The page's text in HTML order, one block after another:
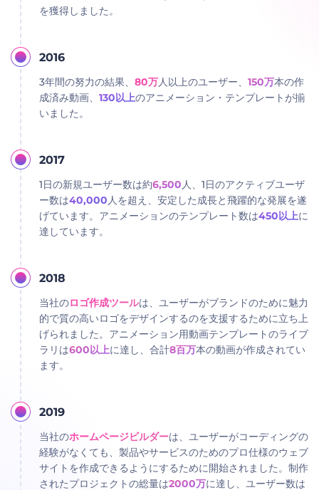
を獲得しました。
2016
3年間の努力の結果、 80万人以上のユーザー、 150万本の作
成済み動画、 130以上のアニメーション・テンプレートが揃
いました。
2017
1日の新規ユーザー数は約6,500人、1日のアクティブユーザ
ー数は40,000人を超え、安定した成長と飛躍的な発展を遂
げています。アニメーションのテンプレート数は450以上に
達しています。
2018
当社のロゴ作成ツールは、ユーザーがブランドのために魅力
的で質の高いロゴをデザインするのを支援するために立ち上
げられました。アニメーション用動画テンプレートのライブ
ラリは600以上に達し、合計8百万本の動画が作成されてい
ます。
2019
当社のホームページビルダーは、ユーザーがコーディングの
経験がなくても、製品やサービスのためのプロ仕様のウェブ
サイトを作成できるようにするために開始されました。制作
されたプロジェクトの総量は2000万に達し、ユーザー数は